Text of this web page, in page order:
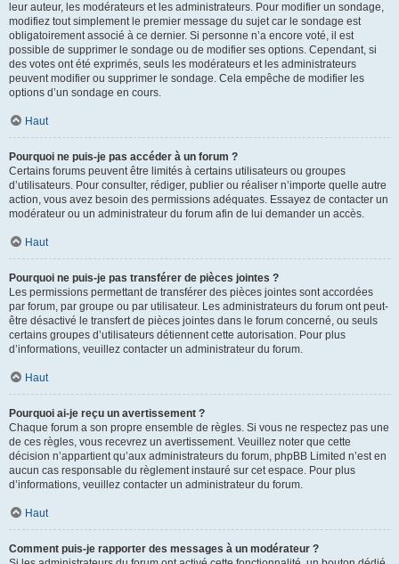
leur auteur, les modérateurs et les administrateurs. Pour modifier un sondage,
modifiez tout simplement le premier message du sujet car le sondage est
obligatoirement associé à ce dernier. Si personne n’a encore voté, il est
possible de supprimer le sondage ou de modifier ses options. Cependant, si
des votes ont été exprimés, seuls les modérateurs et les administrateurs
peuvent modifier ou supprimer le sondage. Cela empêche de modifier les
options d’un sondage en cours.
Haut
Pourquoi ne puis-je pas accéder à un forum ?
Certains forums peuvent être limités à certains utilisateurs ou groupes
d’utilisateurs. Pour consulter, rédiger, publier ou réaliser n’importe quelle autre
action, vous avez besoin des permissions adéquates. Essayez de contacter un
modérateur ou un administrateur du forum afin de lui demander un accès.
Haut
Pourquoi ne puis-je pas transférer de pièces jointes ?
Les permissions permettant de transférer des pièces jointes sont accordées
par forum, par groupe ou par utilisateur. Les administrateurs du forum ont peut-
être désactivé le transfert de pièces jointes dans le forum concerné, ou seuls
certains groupes d’utilisateurs détiennent cette autorisation. Pour plus
d’informations, veuillez contacter un administrateur du forum.
Haut
Pourquoi ai-je reçu un avertissement ?
Chaque forum a son propre ensemble de règles. Si vous ne respectez pas une
de ces règles, vous recevrez un avertissement. Veuillez noter que cette
décision n’appartient qu’aux administrateurs du forum, phpBB Limited n’est en
aucun cas responsable du règlement instauré sur cet espace. Pour plus
d’informations, veuillez contacter un administrateur du forum.
Haut
Comment puis-je rapporter des messages à un modérateur ?